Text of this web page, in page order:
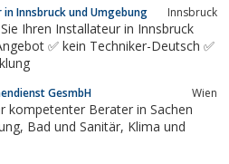
Innsbruck und Umgebung Innsbruck
Ihren Installateur in Innsbruck
✅ kein Techniker-Deutsch ✅
GesmbH Wien
kompetenter Berater in Sachen